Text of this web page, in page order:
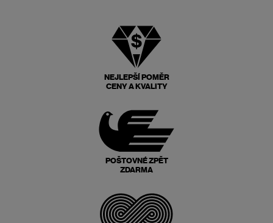
NEJLEPŠÍ POMĚR
CENY A KVALITY
POŠTOVNÉ ZPĚT
ZDARMA